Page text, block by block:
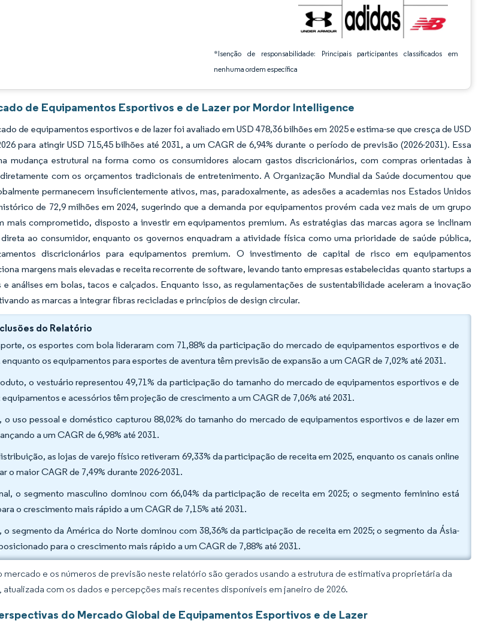
*Isenção de responsabilidade: Principais participantes classificados em
nenhuma ordem específica
de Equipamentos Esportivos e de Lazer por Mordor Intelligence
de equipamentos esportivos e de lazer foi avaliado em USD 478,36 bilhões em 2025 e estima-se que cresça de USD
para atingir USD 715,45 bilhões até 2031, a um CAGR de 6,94% durante o período de previsão (2026-2031). Essa
mudança estrutural na forma como os consumidores alocam gastos discricionários, com compras orientadas à
com os orçamentos tradicionais de entretenimento. A Organização Mundial da Saúde documentou que
permanecem insuficientemente ativos, mas, paradoxalmente, as adesões a academias nos Estados Unidos
de 72,9 milhões em 2024, sugerindo que a demanda por equipamentos provém cada vez mais de um grupo
mais comprometido, disposto a investir em equipamentos premium. As estratégias das marcas agora se inclinam
ao consumidor, enquanto os governos enquadram a atividade física como uma prioridade de saúde pública,
discricionários para equipamentos premium. O investimento de capital de risco em equipamentos
margens mais elevadas e receita recorrente de software, levando tanto empresas estabelecidas quanto startups a
e análises em bolas, tacos e calçados. Enquanto isso, as regulamentações de sustentabilidade aceleram a inovação
as marcas a integrar fibras recicladas e princípios de design circular.
do Relatório
os esportes com bola lideraram com 71,88% da participação do mercado de equipamentos esportivos e de
enquanto os equipamentos para esportes de aventura têm previsão de expansão a um CAGR de 7,02% até 2031.
o vestuário representou 49,71% da participação do tamanho do mercado de equipamentos esportivos e de
equipamentos e acessórios têm projeção de crescimento a um CAGR de 7,06% até 2031.
o uso pessoal e doméstico capturou 88,02% do tamanho do mercado de equipamentos esportivos e de lazer em
a um CAGR de 6,98% até 2031.
as lojas de varejo físico retiveram 69,33% da participação de receita em 2025, enquanto os canais online
o maior CAGR de 7,49% durante 2026-2031.
o segmento masculino dominou com 66,04% da participação de receita em 2025; o segmento feminino está
o crescimento mais rápido a um CAGR de 7,15% até 2031.
o segmento da América do Norte dominou com 38,36% da participação de receita em 2025; o segmento da Ásia-
para o crescimento mais rápido a um CAGR de 7,88% até 2031.
mercado e os números de previsão neste relatório são gerados usando a estrutura de estimativa proprietária da
com os dados e percepções mais recentes disponíveis em janeiro de 2026.
do Mercado Global de Equipamentos Esportivos e de Lazer